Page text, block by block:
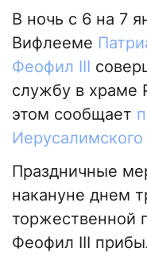
В ночь с 6 на 7
Вифлееме
Феофил III
службу в храме
этом сообщает
Иерусалимского
Праздничные
накануне днем
торжественной
Феофил III